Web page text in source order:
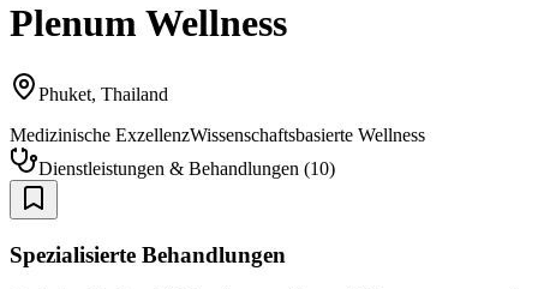
Plenum Wellness
Phuket, Thailand
Medizinische ExzellenzWissenschaftsbasierte Wellness
Dienstleistungen & Behandlungen (10)
Spezialisierte Behandlungen